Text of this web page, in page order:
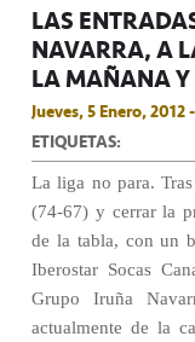
LAS
NAVARRA, A
LA MAÑANA Y
Jueves, 5 Enero, 2012
ETIQUETAS:
La liga no para.
(74-67) y cerrar la
de la tabla, con un
Iberostar Socas
Grupo Iruña
actualmente de la